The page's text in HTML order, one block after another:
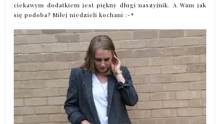
ciekawym dodatkiem jest piękny długi naszyjnik. A Wam jak
się podoba? Miłej niedzieli kochani :-*